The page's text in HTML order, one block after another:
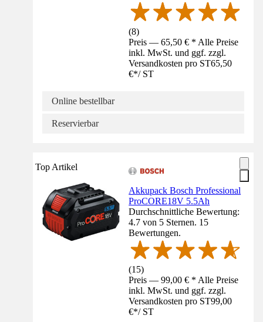
(8)
Preis — 65,50 € * Alle Preise
inkl. MwSt. und ggf. zzgl.
Versandkosten pro ST65,50
€*/ ST
Online bestellbar
Reservierbar
Top Artikel
Akkupack Bosch Professional
ProCORE18V 5.5Ah
Durchschnittliche Bewertung:
4.7 von 5 Sternen. 15
Bewertungen.
(15)
Preis — 99,00 € * Alle Preise
inkl. MwSt. und ggf. zzgl.
Versandkosten pro ST99,00
€*/ ST